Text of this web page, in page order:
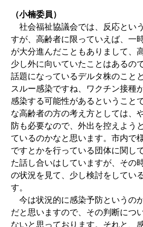
（小楠委員）
社会福祉協議会では、反応とい
すが、高齢者に限っていえば、一
が大分進んだこともありまして、
少し外に向いていたことはあるの
話題になっているデルタ株のこと
スルー感染ですね、ワクチン接種
感染する可能性があるということ
な高齢者の方の考え方としては、
防も必要なので、外出を控えよう
ているのかなと思います。市内で
ですとかを行っている団体に関し
た話し合いはしていますが、その
の状況を見て、少し検討をしてい
す。
今は状況的に感染予防というの
だと思いますので、その判断につ
ないと思っております。それと、